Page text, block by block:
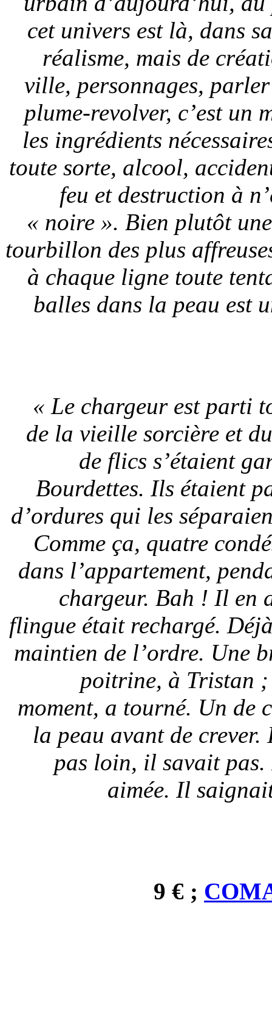
cet univers est là, dans
réalisme, mais de
ville, personnages,
plume-revolver, c’est un
les ingrédients
toute sorte, alcool,
feu et destruction à
« noire ». Bien plutôt
tourbillon des plus
à chaque ligne toute
balles dans la peau est
« Le chargeur est parti
de la vieille sorcière et
de flics s’étaient
Bourdettes. Ils étaient
d’ordures qui les
Comme ça, quatre
dans l’appartement,
chargeur. Bah ! Il en
flingue était rechargé.
maintien de l’ordre. Une
poitrine, à Tristan ;
moment, a tourné. Un de
la peau avant de
pas loin, il savait
aimée. Il
9 € ;